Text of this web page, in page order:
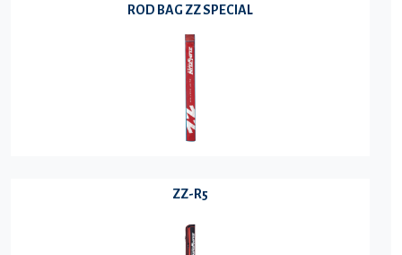
ROD BAG ZZ SPECIAL
ZZ-R5